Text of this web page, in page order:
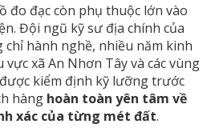
đo đạc còn phụ thuộc lớn vào
Đội ngũ kỹ sư địa chính của
hành nghề, nhiều năm kinh
xã An Nhơn Tây và các vùng
kiểm định kỹ lưỡng trước
hàng hoàn toàn yên tâm về
xác của từng mét đất.